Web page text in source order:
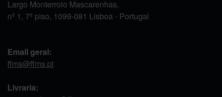
Largo Monterroio Mascarenhas,
nº 1, 7º piso, 1099-081 Lisboa - Portugal
Email geral:
ffms@ffms.pt
Livraria: